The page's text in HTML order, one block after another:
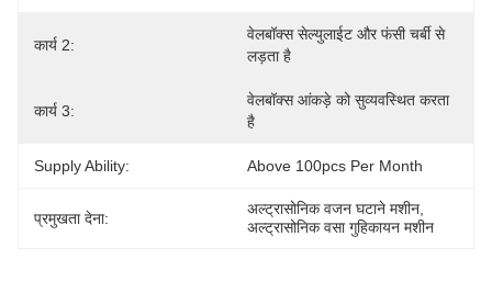
कार्य 2:
वेलबॉक्स सेल्युलाईट और फंसी चर्बी से
लड़ता है
कार्य 3:
वेलबॉक्स आंकड़े को सुव्यवस्थित करता
है
Supply Ability: Above 100pcs Per Month
प्रमुखता देना:
अल्ट्रासोनिक वजन घटाने मशीन
अल्ट्रासोनिक वसा गुहिकायन मशीन